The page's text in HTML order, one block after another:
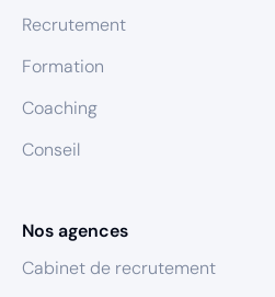
Recrutement
Formation
Coaching
Conseil
Nos agences
Cabinet de recrutement